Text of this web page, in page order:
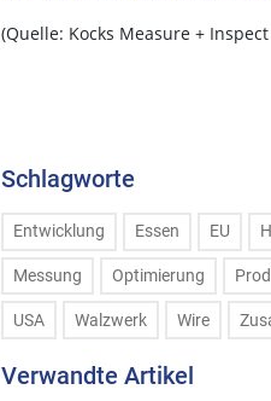
(Quelle: Kocks Measure + Inspect
Schlagworte
Entwicklung Essen EU
Messung Optimierung
USA Walzwerk Wire
Verwandte Artikel